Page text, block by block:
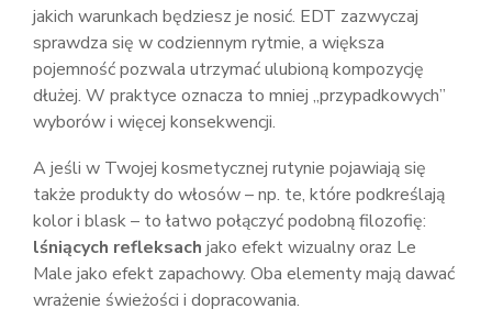
jakich warunkach będziesz je nosić. EDT zazwyczaj
sprawdza się w codziennym rytmie, a większa
pojemność pozwala utrzymać ulubioną kompozycję
dłużej. W praktyce oznacza to mniej „przypadkowych”
wyborów i więcej konsekwencji.
A jeśli w Twojej kosmetycznej rutynie pojawiają się
także produkty do włosów – np. te, które podkreślają
kolor i blask – to łatwo połączyć podobną filozofię:
lśniących refleksach jako efekt wizualny oraz Le
Male jako efekt zapachowy. Oba elementy mają dawać
wrażenie świeżości i dopracowania.